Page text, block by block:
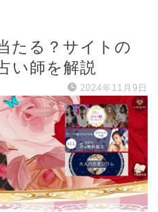
たる？サイトの
い師を解説
2024年11月9日